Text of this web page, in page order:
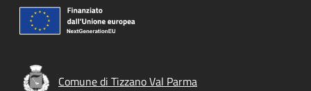
Comune di Tizzano Val Parma